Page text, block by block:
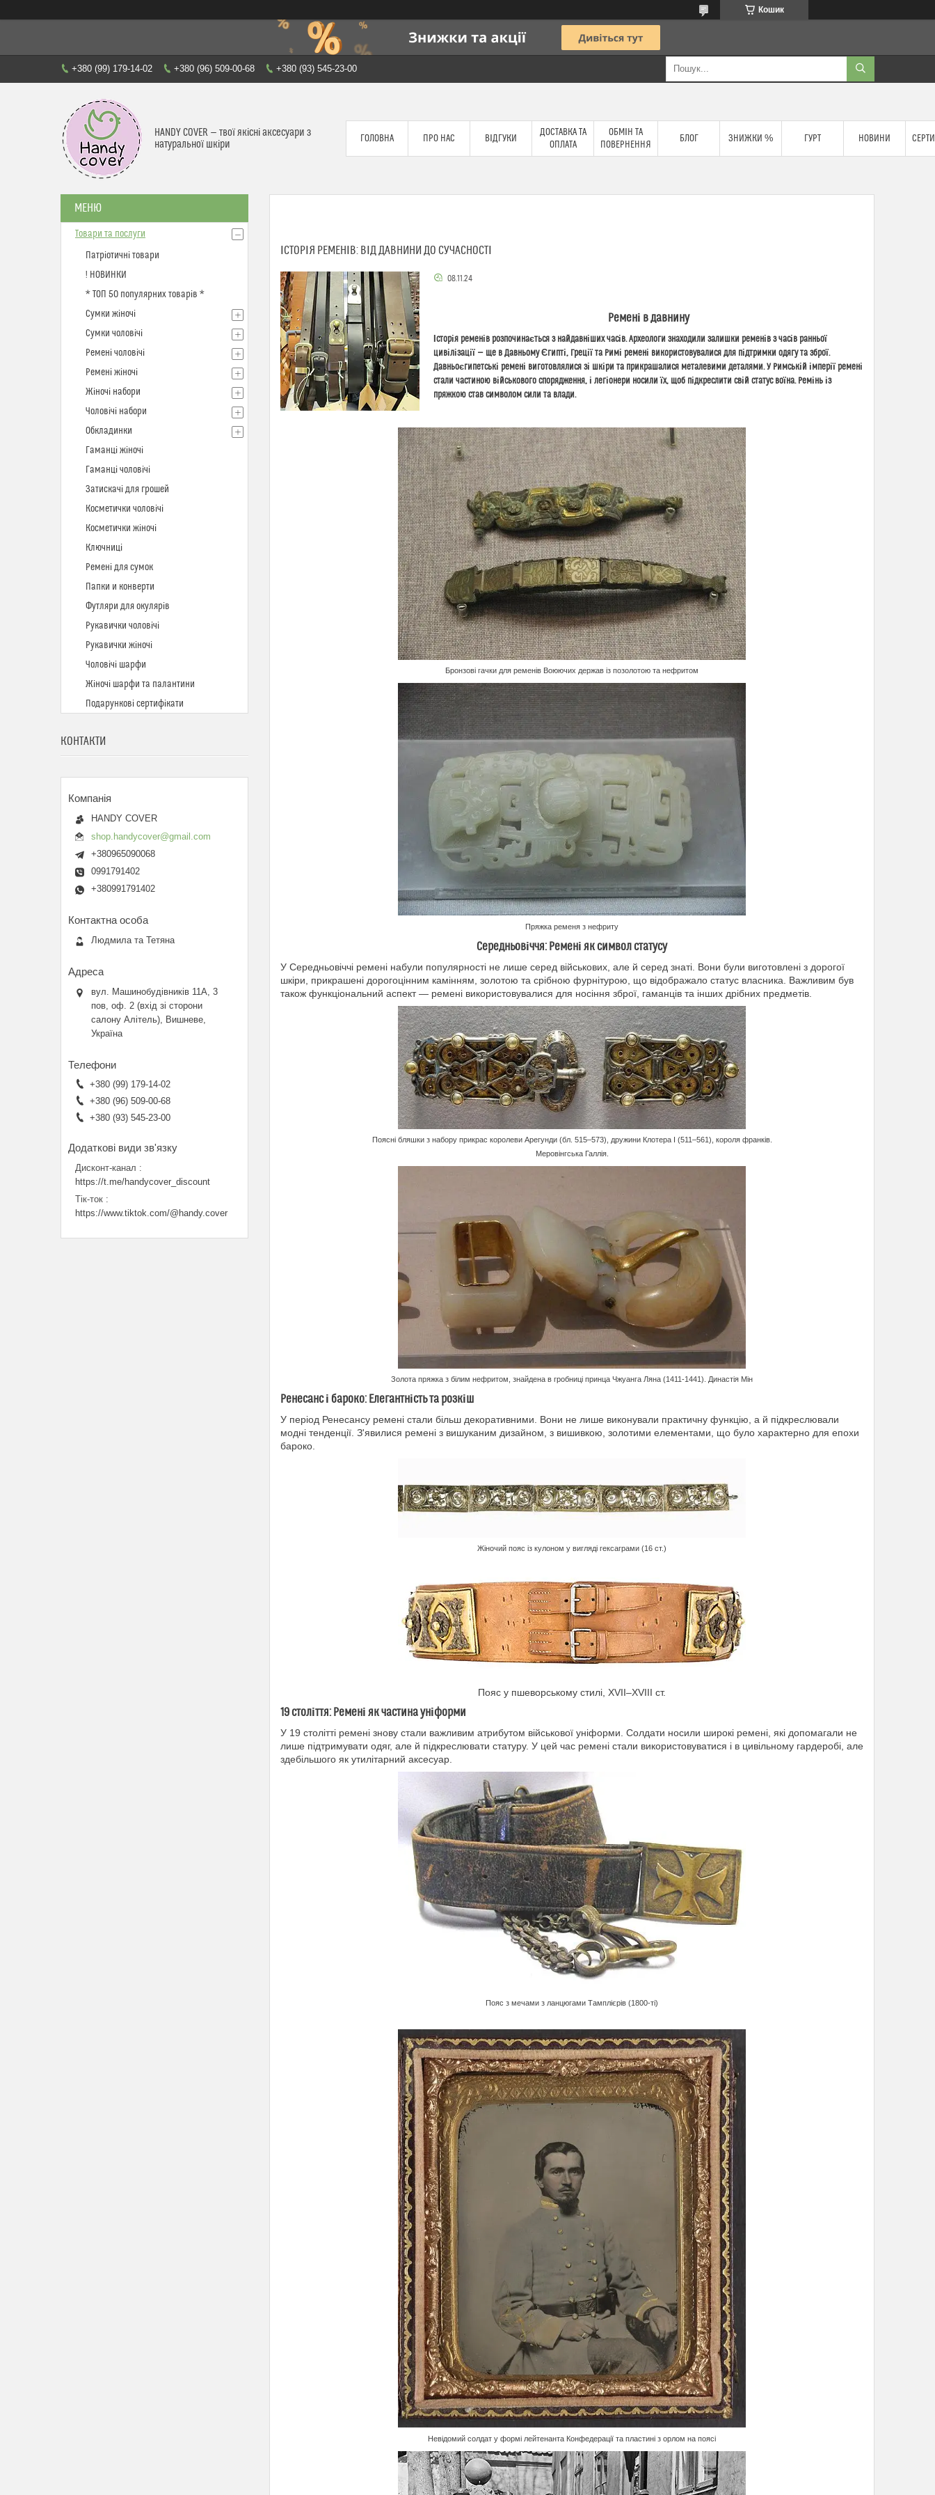
Кошик
+380 (99) 179-14-02 +380 (96) 509-00-68 +380 (93) 545-23-00
HANDY COVER — твої якісні аксесуари з
натуральної шкіри
ГОЛОВНА ПРО НАС ВІДГУКИ
ДОСТАВКА ТА
ОПЛАТА
ОБМІН ТА
ПОВЕРНЕННЯ
БЛОГ ЗНИЖКИ % ГУРТ НОВИНИ
ІСТОРІЯ РЕМЕНІВ: ВІД ДАВНИНИ ДО СУЧАСНОСТІ
08.11.24
Ремені в давнину
Історія ременів розпочинається з найдавніших часів. Археологи знаходили залишки ременів з часів ранньої
цивілізації — ще в Давньому Єгипті, Греції та Римі ремені використовувалися для підтримки одягу та зброї.
Давньоєгипетські ремені виготовлялися зі шкіри та прикрашалися металевими деталями. У Римській імперії ремені
стали частиною військового спорядження, і легіонери носили їх, щоб підкреслити свій статус воїна. Ремінь із
пряжкою став символом сили та влади.
Бронзові гачки для ременів Воюючих держав із позолотою та нефритом
Пряжка ременя з нефриту
Середньовіччя: Ремені як символ статусу
У Середньовіччі ремені набули популярності не лише серед військових, але й серед знаті. Вони були виготовлені з дорогої
шкіри, прикрашені дорогоцінним камінням, золотою та срібною фурнітурою, що відображало статус власника. Важливим був
також функціональний аспект — ремені використовувалися для носіння зброї, гаманців та інших дрібних предметів.
Поясні бляшки з набору прикрас королеви Арегунди (бл. 515–573), дружини Клотера I (511–561), короля франків.
Меровінгська Галлія.
Золота пряжка з білим нефритом, знайдена в гробниці принца Чжуанга Ляна (1411-1441). Династія Мін
Ренесанс і бароко: Елегантність та розкіш
У період Ренесансу ремені стали більш декоративними. Вони не лише виконували практичну функцію, а й підкреслювали
модні тенденції. З'явилися ремені з вишуканим дизайном, з вишивкою, золотими елементами, що було характерно для епохи
бароко.
Жіночий пояс із кулоном у вигляді гексаграми (16 ст.)
Пояс у пшеворському стилі, XVII–XVIII ст.
19 століття: Ремені як частина уніформи
У 19 столітті ремені знову стали важливим атрибутом військової уніформи. Солдати носили широкі ремені, які допомагали не
лише підтримувати одяг, але й підкреслювати статуру. У цей час ремені стали використовуватися і в цивільному гардеробі, але
здебільшого як утилітарний аксесуар.
Пояс з мечами з ланцюгами Тамплієрів (1800-ті)
Невідомий солдат у формі лейтенанта Конфедерації та пластині з орлом на поясі
Товари та послуги
Патріотичні товари
! НОВИНКИ
* ТОП 50 популярних товарів *
Сумки жіночі
Сумки чоловічі
Ремені чоловічі
Ремені жіночі
Жіночі набори
Чоловічі набори
Обкладинки
Гаманці жіночі
Гаманці чоловічі
Затискачі для грошей
Косметички чоловічі
Косметички жіночі
Ключниці
Ремені для сумок
Папки и конверти
Футляри для окулярів
Рукавички чоловічі
Рукавички жіночі
Чоловічі шарфи
Жіночі шарфи та палантини
Подарункові сертифікати
КОНТАКТИ
HANDY COVER
shop.handycover@gmail.com
+380965090068
0991791402
+380991791402
Людмила та Тетяна
вул. Машинобудівників 11А, 3
пов, оф. 2 (вхід зі сторони
салону Алітель), Вишневе,
Україна
+380 (99) 179-14-02
+380 (96) 509-00-68
+380 (93) 545-23-00
Дисконт-канал
https://t.me/handycover_discount
Тік-ток
https://www.tiktok.com/@handy.cover